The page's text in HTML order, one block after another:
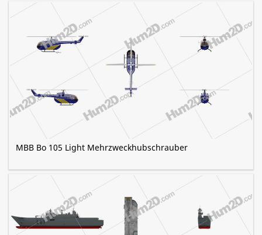
MBB Bo 105 Light Mehrzweckhubschrauber